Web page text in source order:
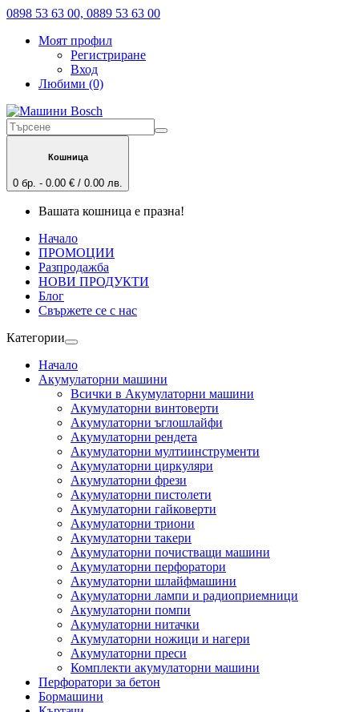
0898 53 63 00, 0889 53 63 00
Моят профил
Регистриране
Вход
Любими (0)
Кошница
0 бр. - 0.00 € / 0.00 лв.
Вашата кошница е празна!
Начало
ПРОМОЦИИ
Разпродажба
НОВИ ПРОДУКТИ
Блог
Свържете се с нас
Категории
Начало
Акумулаторни машини
Всички в Акумулаторни машини
Акумулаторни винтоверти
Акумулаторни ъглошлайфи
Акумулаторни рендета
Акумулаторни мултиинструменти
Акумулаторни циркуляри
Акумулаторни фрези
Акумулаторни пистолети
Акумулаторни гайковерти
Акумулаторни триони
Акумулаторни такери
Акумулаторни почистващи машини
Акумулаторни перфоратори
Акумулаторни шлайфмашини
Акумулаторни лампи и радиоприемници
Акумулаторни помпи
Акумулаторни нитачки
Акумулаторни ножици и нагери
Акумулаторни преси
Комплекти акумулаторни машини
Перфоратори за бетон
Бормашини